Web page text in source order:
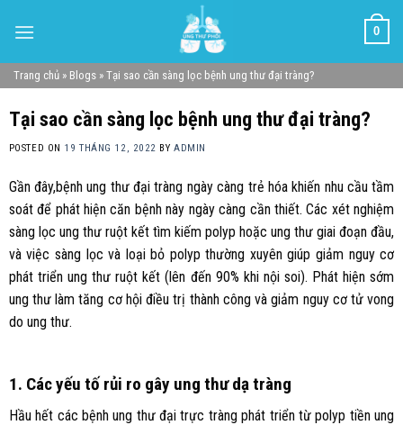
0
Trang chủ » Blogs » Tại sao cần sàng lọc bệnh ung thư đại tràng?
Tại sao cần sàng lọc bệnh ung thư đại tràng?
POSTED ON 19 THÁNG 12, 2022 BYADMIN
Gần đây,bệnh ung thư đại tràng ngày càng trẻ hóa khiến nhu cầu tầm
soát để phát hiện căn bệnh này ngày càng cần thiết. Các xét nghiệm
sàng lọc ung thư ruột kết tìm kiếm polyp hoặc ung thư giai đoạn đầu,
và việc sàng lọc và loại bỏ polyp thường xuyên giúp giảm nguy cơ
phát triển ung thư ruột kết (lên đến 90% khi nội soi). Phát hiện sớm
ung thư làm tăng cơ hội điều trị thành công và giảm nguy cơ tử vong
do ung thư.
1. Các yếu tố rủi ro gây ung thư dạ tràng
Hầu hết các bệnh ung thư đại trực tràng phát triển từ polyp tiền ung